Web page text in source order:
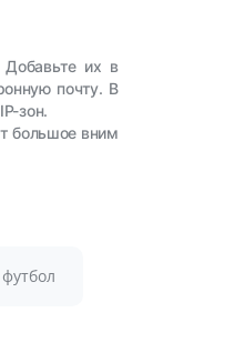
их в
почту. В
зон.
большое вним